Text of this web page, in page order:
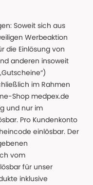
Soweit sich aus
Werbeaktion
die Einlösung von
anderen insoweit
im Rahmen
Shop medpex.de
und nur im
Pro Kundenkonto
einlösbar. Der
vom
für unser
inklusive